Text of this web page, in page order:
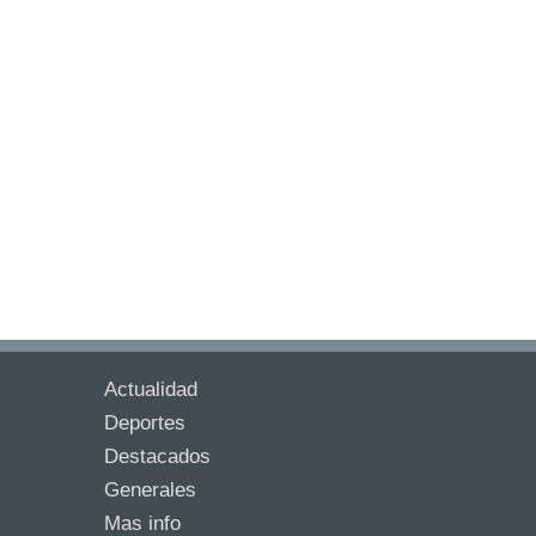
Actualidad
Deportes
Destacados
Generales
Mas info